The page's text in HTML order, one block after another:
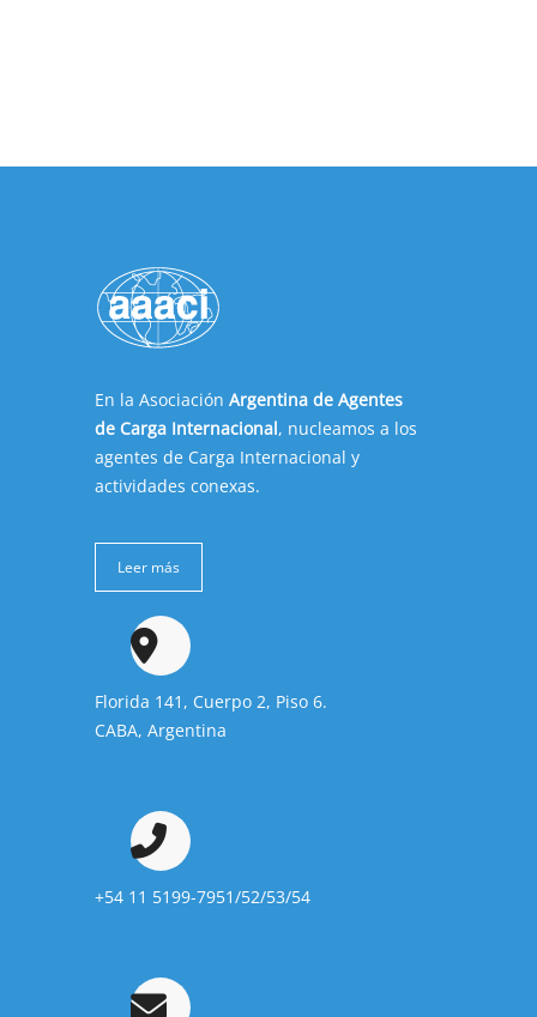
En la Asociación Argentina de Agentes
de Carga Internacional, nucleamos a los
agentes de Carga Internacional y
actividades conexas.
Leer más
Florida 141, Cuerpo 2, Piso 6.
CABA, Argentina
+54 11 5199-7951/52/53/54